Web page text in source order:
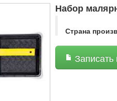
Набор
Страна
Записать